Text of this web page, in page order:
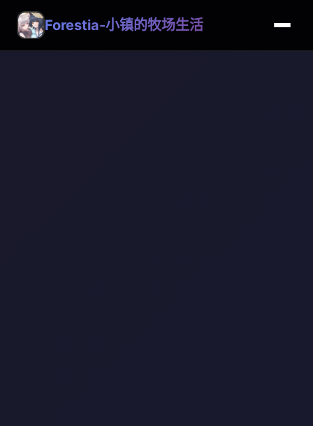
Forestia-小镇的牧场生活